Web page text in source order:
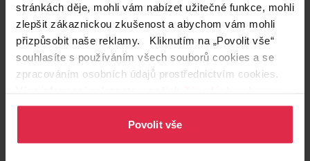
stránkách děje, mohli vám nabízet užitečné funkce, mohli
zlepšit zákaznickou zkušenost a abychom vám mohli
přizpůsobit naše reklamy. Kliknutím na „Povolit vše“
souhlasíte s používáním všech souborů cookies a se
zpracováním osobních údajů prostřednictvím cookies.
osobních údajů.
Povolit vše